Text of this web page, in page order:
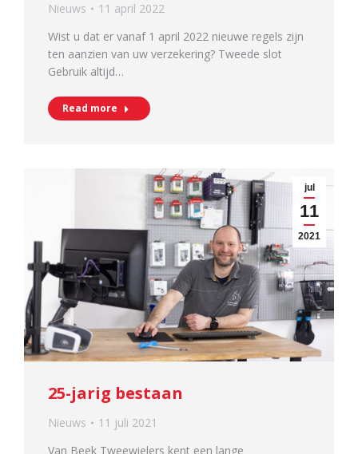
Nieuws
11 april 2022
Wist u dat er vanaf 1 april 2022 nieuwe regels zijn
ten aanzien van uw verzekering? Tweede slot
Gebruik altijd…
Read more
jul
11
2021
25-jarig bestaan
Nieuws
11 juli 2021
Van Beek Tweewielers kent een lange